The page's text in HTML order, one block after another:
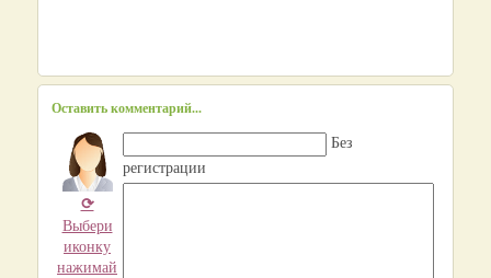
Оставить комментарий...
⟳
Выбери
иконку
нажимай
Без
регистрации